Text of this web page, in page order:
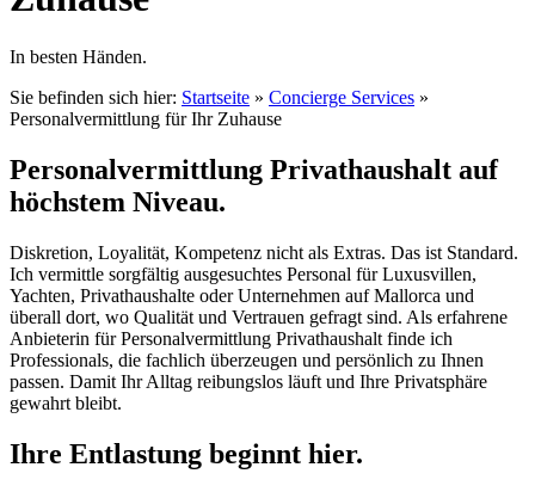
In besten Händen.
Sie befinden sich hier: Startseite » Concierge Services »
Personalvermittlung für Ihr Zuhause
Personalvermittlung Privathaushalt auf
höchstem Niveau.
Diskretion, Loyalität, Kompetenz nicht als Extras. Das ist Standard.
Ich vermittle sorgfältig ausgesuchtes Personal für Luxusvillen,
Yachten, Privathaushalte oder Unternehmen auf Mallorca und
überall dort, wo Qualität und Vertrauen gefragt sind. Als erfahrene
Anbieterin für Personalvermittlung Privathaushalt finde ich
Professionals, die fachlich überzeugen und persönlich zu Ihnen
passen. Damit Ihr Alltag reibungslos läuft und Ihre Privatsphäre
gewahrt bleibt.
Ihre Entlastung beginnt hier.